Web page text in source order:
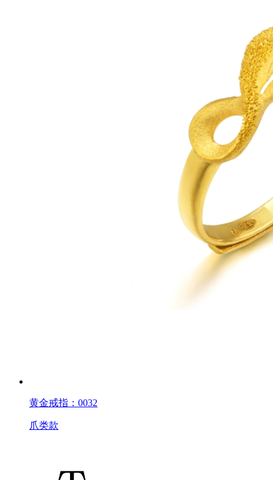
黄金戒指：0032
爪类款